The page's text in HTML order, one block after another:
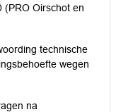
(PRO Oirschot en
technische
wegen
na